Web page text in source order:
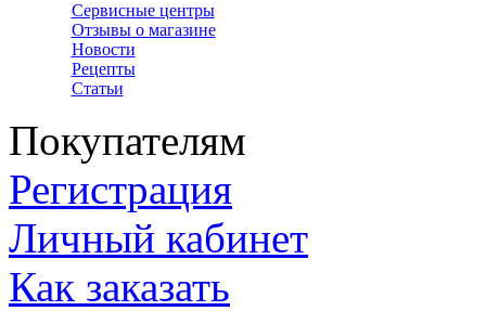
Сервисные центры
Отзывы о магазине
Новости
Рецепты
Статьи
Покупателям
Регистрация
Личный кабинет
Как заказать